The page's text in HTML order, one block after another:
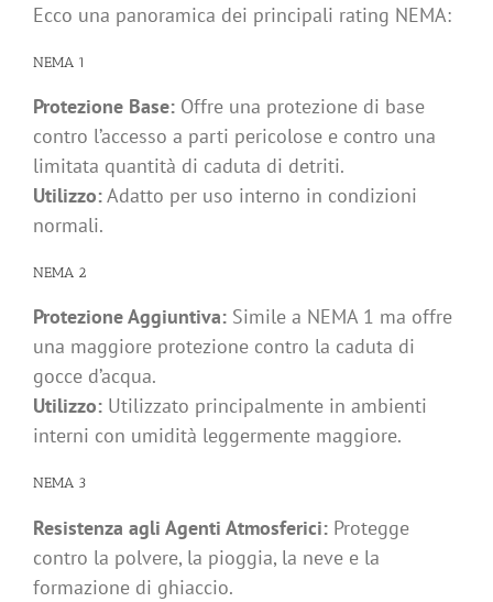
Ecco una panoramica dei principali rating NEMA:
NEMA 1
Protezione Base: Offre una protezione di base
contro l’accesso a parti pericolose e contro una
limitata quantità di caduta di detriti.
Utilizzo:Adatto per uso interno in condizioni
normali.
NEMA 2
Protezione Aggiuntiva: Simile a NEMA 1 ma offre
una maggiore protezione contro la caduta di
gocce d’acqua.
Utilizzo: Utilizzato principalmente in ambienti
interni con umidità leggermente maggiore.
NEMA 3
Resistenza agli Agenti Atmosferici: Protegge
contro la polvere, la pioggia, la neve e la
formazione di ghiaccio.